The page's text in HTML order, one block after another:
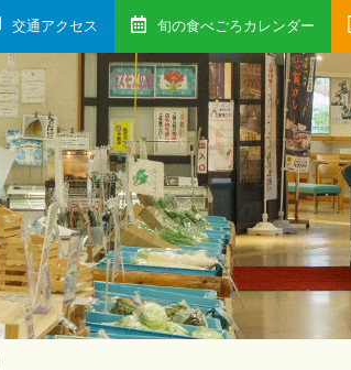
交通アクセス 旬の食べごろカレンダー